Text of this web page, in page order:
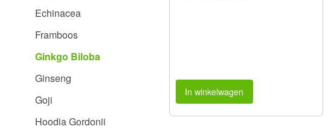
Echinacea
Framboos
Ginkgo Biloba
Ginseng
Goji
Hoodia Gordonii
In winkelwagen